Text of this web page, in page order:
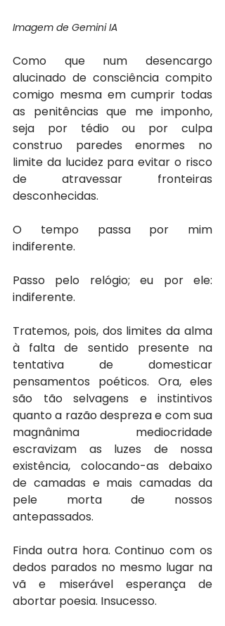
Imagem de Gemini IA
Como que num desencargo
alucinado de consciência compito
comigo mesma em cumprir todas
as penitências que me imponho,
seja por tédio ou por culpa
construo paredes enormes no
limite da lucidez para evitar o risco
de atravessar fronteiras
desconhecidas.
O tempo passa por mim
indiferente.
Passo pelo relógio; eu por ele:
indiferente.
Tratemos, pois, dos limites da alma
à falta de sentido presente na
tentativa de domesticar
pensamentos poéticos. Ora, eles
são tão selvagens e instintivos
quanto a razão despreza e com sua
magnânima mediocridade
escravizam as luzes de nossa
existência, colocando-as debaixo
de camadas e mais camadas da
pele morta de nossos
antepassados.
Finda outra hora. Continuo com os
dedos parados no mesmo lugar na
vã e miserável esperança de
abortar poesia. Insucesso.